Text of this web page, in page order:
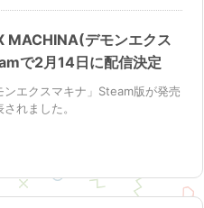
MACHINA(デモンエクス
で2月14日に配信決定
ンエクスマキナ」Steam版が発売
れました。